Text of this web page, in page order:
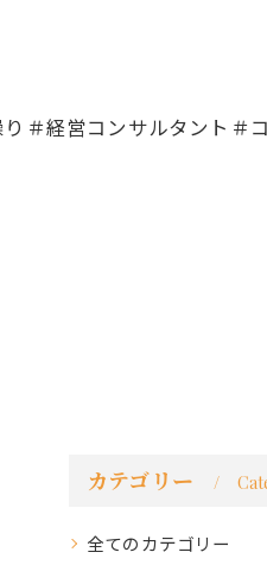
＃経営コンサルタント＃
カテゴリー
全てのカテゴリー